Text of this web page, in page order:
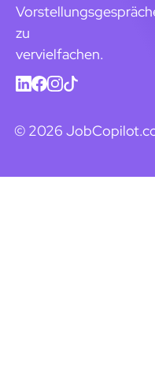
zu
vervielfachen.
© 2026